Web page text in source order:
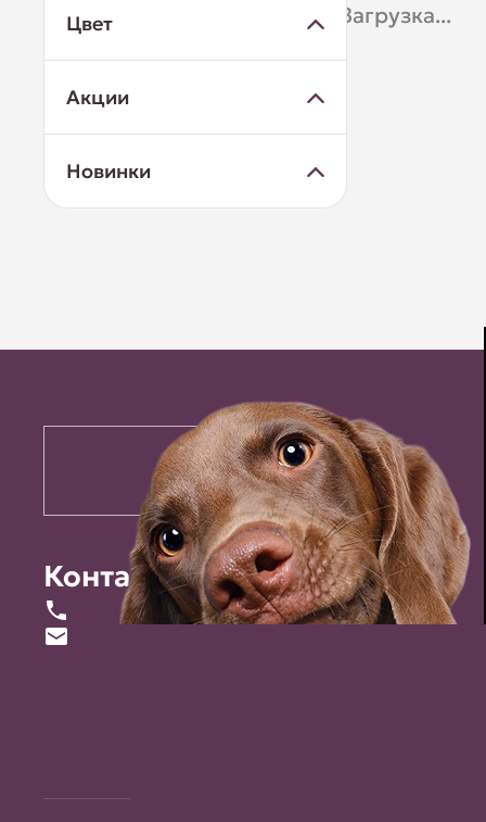
Цвет
Акции
Новинки
Загрузка...
Контакты